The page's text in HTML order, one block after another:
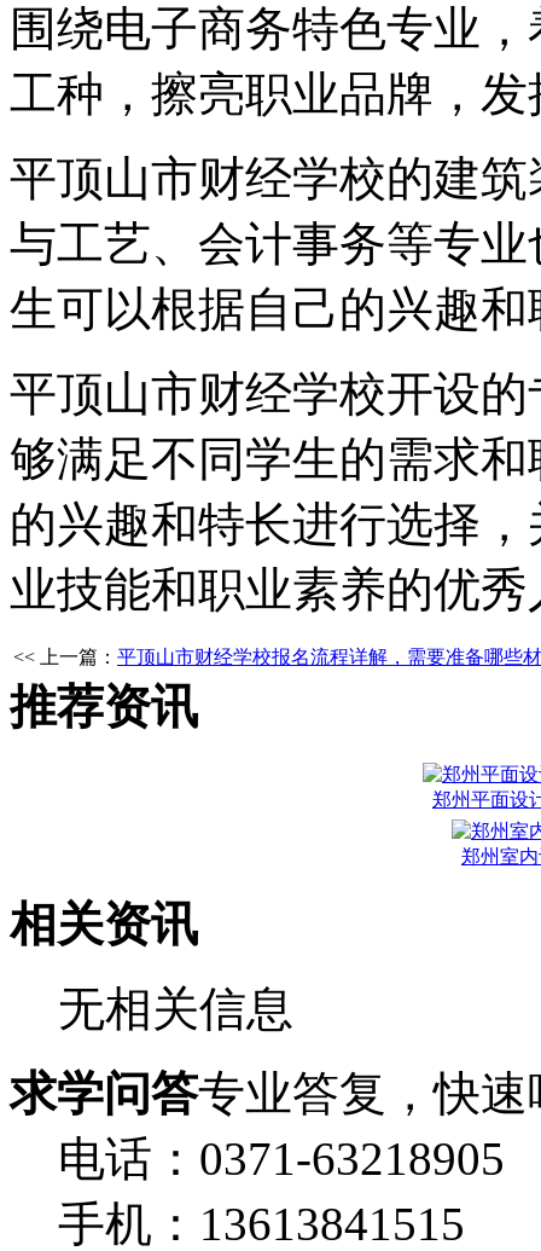
围绕电子商务特色专业
工种，擦亮职业品牌，
平顶山市财经学校的建
与工艺、会计事务等专
生可以根据自己的兴趣
平顶山市财经学校开设
够满足不同学生的需求
的兴趣和特长进行选择
业技能和职业素养的优秀
<< 上一篇： 平顶山市财经学校报名流程详解，需要准备哪些
推荐资讯
郑州平面设
郑州室
相关资讯
无相关信息
求学问答专业答复，快速
电话：0371-63218905
手机：13613841515